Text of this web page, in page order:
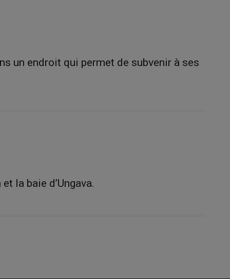
un endroit qui permet de subvenir à ses
la baie d’Ungava.